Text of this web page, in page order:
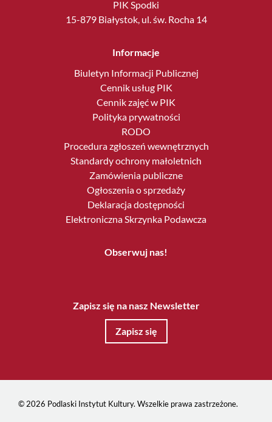
PIK Spodki
15-879 Białystok, ul. św. Rocha 14
Informacje
Biuletyn Informacji Publicznej
Cennik usług PIK
Cennik zajęć w PIK
Polityka prywatności
RODO
Procedura zgłoszeń wewnętrznych
Standardy ochrony małoletnich
Zamówienia publiczne
Ogłoszenia o sprzedaży
Deklaracja dostępności
Elektroniczna Skrzynka Podawcza
Obserwuj nas!
Zapisz się na nasz Newsletter
Zapisz się
© 2026 Podlaski Instytut Kultury. Wszelkie prawa zastrzeżone.